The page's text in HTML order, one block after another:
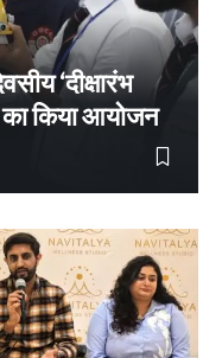
‘दीक्षारंभ
किया आयोजन